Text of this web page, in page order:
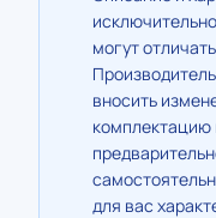
могут
вносить
комплектацию
для вас